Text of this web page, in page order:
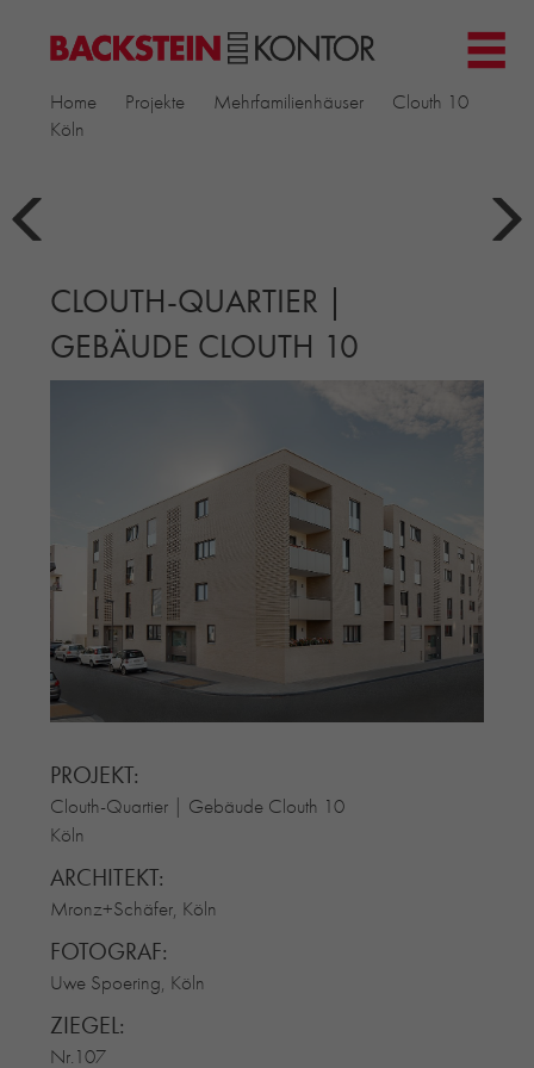
EINFAMILIENHÄUSER
ÖFFENTLICHE BAUTEN
BILDUNG & FORSCHUNG
ALLGEMEINE RIEMCHENKOLLEKTIONEN
PETERSEN TEGL
RECYCLING-ZIEGEL
RE-USE-ZIEGEL
GLASUR-ZIEGEL
RE-USE-MÖRTEL
FASSADENPLANUNG (SCHWEIZ)
PRIVATKUNDEN
ÜBER UNS
BLOG
Home Projekte Mehrfamilienhäuser
Clouth 10
Köln
CLOUTH-QUARTIER |
GEBÄUDE CLOUTH 10
PROJEKT:
Clouth-Quartier | Gebäude Clouth 10
Köln
ARCHITEKT:
Mronz+Schäfer, Köln
FOTOGRAF:
Uwe Spoering, Köln
ZIEGEL:
Nr.107